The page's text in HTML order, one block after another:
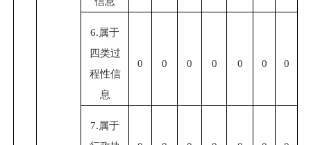
6.属于
四类过
程性信
息
0 0 0 0 0 0 0
7.属于